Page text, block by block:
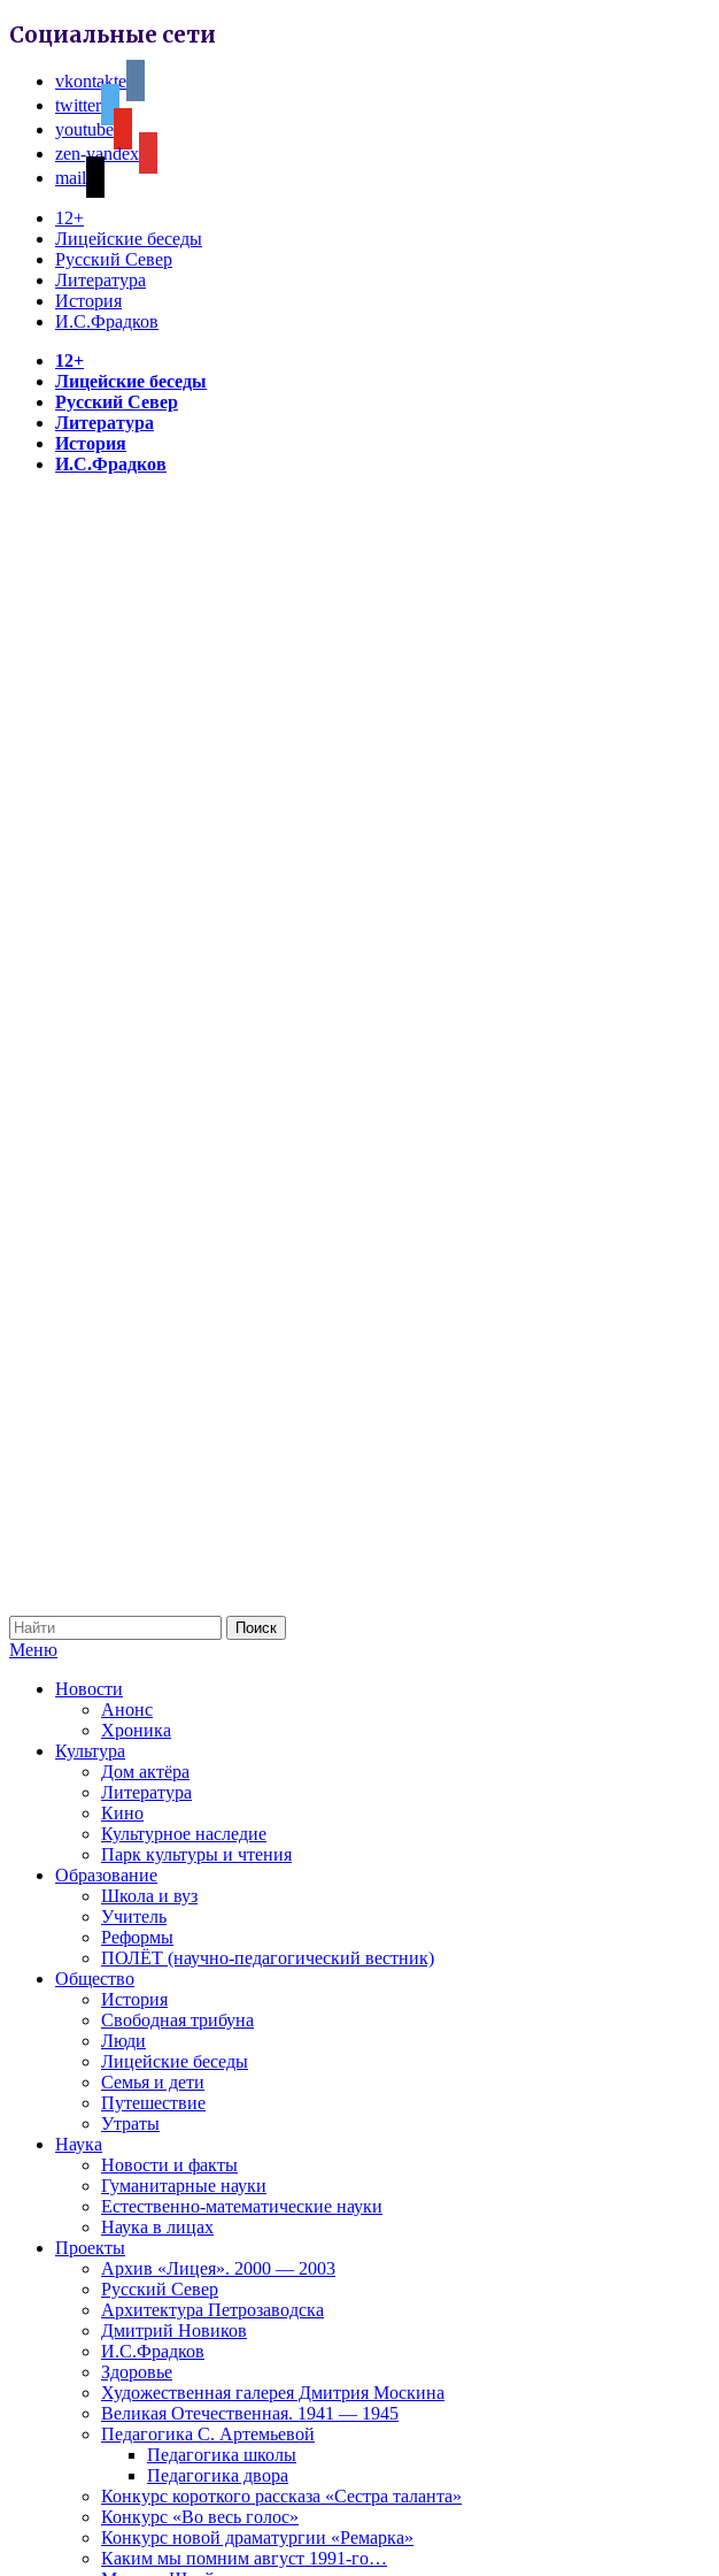
Социальные сети
vkontakte
twitter
youtube
zen-yandex
mail
12+
Лицейские беседы
Русский Север
Литература
История
И.С.Фрадков
12+
Лицейские беседы
Русский Север
Литература
История
И.С.Фрадков
Меню
Новости
Анонс
Хроника
Культура
Дом актёра
Литература
Кино
Культурное наследие
Парк культуры и чтения
Образование
Школа и вуз
Учитель
Реформы
ПОЛЁТ (научно-педагогический вестник)
Общество
История
Свободная трибуна
Люди
Лицейские беседы
Семья и дети
Путешествие
Утраты
Наука
Новости и факты
Гуманитарные науки
Естественно-математические науки
Наука в лицах
Проекты
Архив «Лицея». 2000 — 2003
Русский Север
Архитектура Петрозаводска
Дмитрий Новиков
И.С.Фрадков
Здоровье
Художественная галерея Дмитрия Москина
Великая Отечественная. 1941 — 1945
Педагогика С. Артемьевой
Педагогика школы
Педагогика двора
Конкурс короткого рассказа «Сестра таланта»
Конкурс «Во весь голос»
Конкурс новой драматургии «Ремарка»
Каким мы помним август 1991-го…